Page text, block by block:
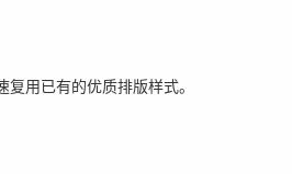
用已有的优质排版样式。